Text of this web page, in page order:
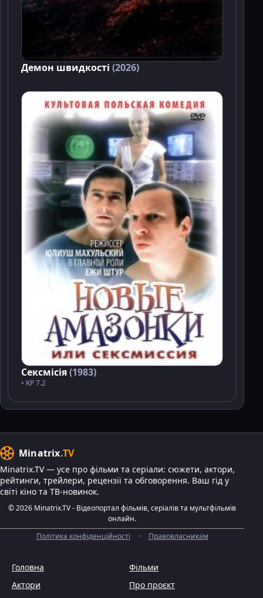
Демон швидкості (2026)
Сексмісія(1983)
• KP 7.2
Minatrix.TV
Minatrix.TV — усе про фільми та серіали: сюжети, актори,
рейтинги, трейлери, рецензії та обговорення. Ваш гід у
світі кіно та ТВ-новинок.
© 2026 Minatrix.TV - Відеопортал фільмів, серіалів та мультфільмів
онлайн.
Політика конфіденційності
• Правовласникам
Головна
Фільми
Актори
Про проєкт